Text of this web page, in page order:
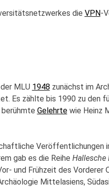
die VPN-
MLU 1948zunächst im
Es zählte bis 1990 zu den
berühmte Gelehrtewie Heinz
Veröffentlichungen
gab es die Reihe Hallesche
und Frühzeit des Vorderer
Mittelasiens,